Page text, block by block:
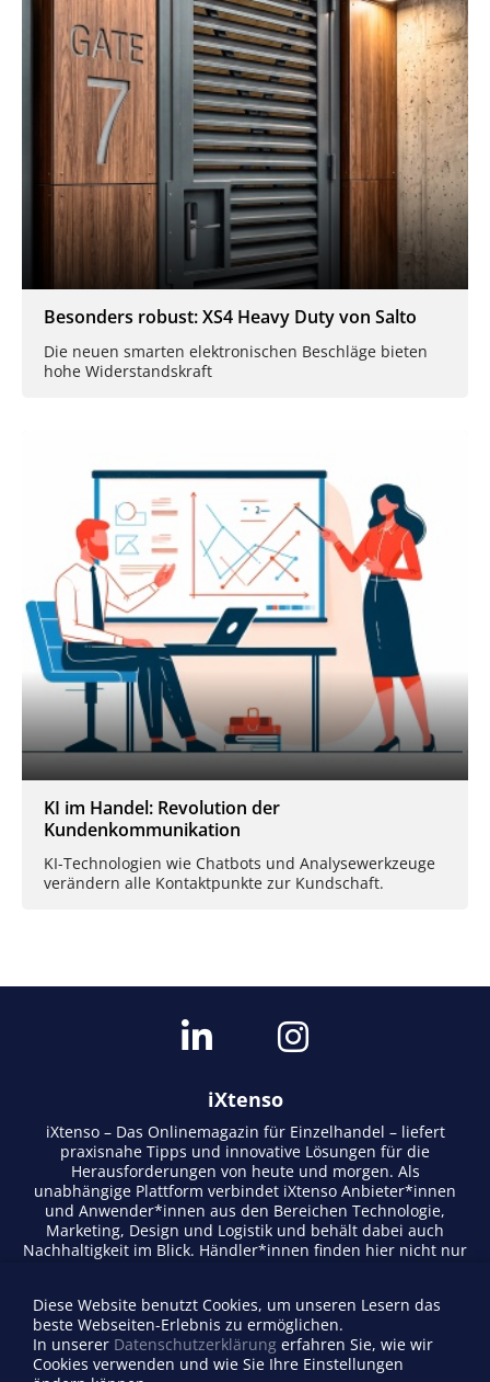
Besonders robust: XS4 Heavy Duty von Salto
Die neuen smarten elektronischen Beschläge bieten
hohe Widerstandskraft
KI im Handel: Revolution der
Kundenkommunikation
KI-Technologien wie Chatbots und Analysewerkzeuge
verändern alle Kontaktpunkte zur Kundschaft.
iXtenso
iXtenso – Das Onlinemagazin für Einzelhandel – liefert
praxisnahe Tipps und innovative Lösungen für die
Herausforderungen von heute und morgen. Als
unabhängige Plattform verbindet iXtenso Anbieter*innen
und Anwender*innen aus den Bereichen Technologie,
Marketing, Design und Logistik und behält dabei auch
Nachhaltigkeit im Blick. Händler*innen finden hier nicht nur
lebendigen Schreibstil und relevantem Content fördert das
Magazin den Austausch innerhalb der Retail-Community.
Ob digitale Trends oder praktische Alltagstipps – iXtenso
macht Wissen für den Handel zugänglich.
Diese Website benutzt Cookies, um unseren Lesern das
beste Webseiten-Erlebnis zu ermöglichen.
In unserer Datenschutzerklärung erfahren Sie, wie wir
Cookies verwenden und wie Sie Ihre Einstellungen